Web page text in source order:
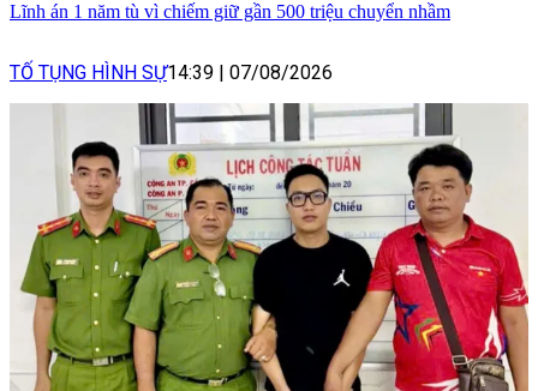
Lĩnh án 1 năm tù vì chiếm giữ gần 500 triệu chuyển nhầm
TỐ TỤNG HÌNH SỰ14:39 07/08/2026